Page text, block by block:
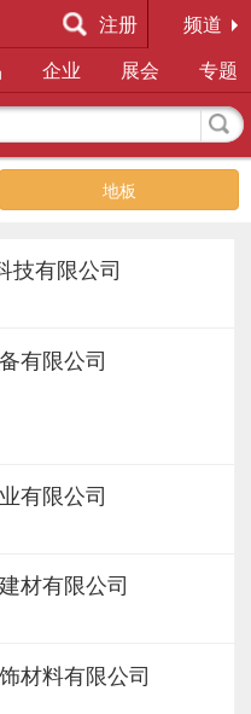
注册
频道
企业 展会 专题
地板
技有限公司
有限公司
有限公司
材有限公司
材料有限公司